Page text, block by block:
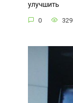
улучшить
0 329